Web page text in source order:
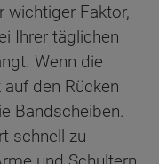
wichtiger Faktor,
Ihrer täglichen
Wenn die
den Rücken
Bandscheiben.
schnell zu